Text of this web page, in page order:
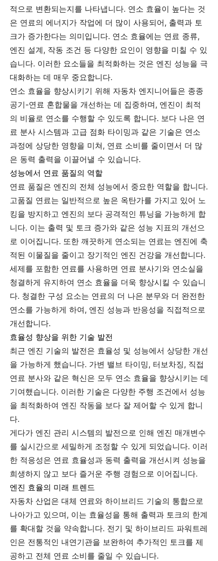
적으로 변환되는지를 나타냅니다. 연소 효율이 높다는 것
은 연료의 에너지가 작업에 더 많이 사용되어, 출력과 토
크가 증가한다는 의미입니다. 연소 효율에는 연료 종류,
엔진 설계, 작동 조건 등 다양한 요인이 영향을 미칠 수 있
습니다. 이러한 요소들을 최적화하는 것은 엔진 성능을 극
대화하는 데 매우 중요합니다.
연소 효율을 향상시키기 위해 자동차 엔지니어들은 종종
공기-연료 혼합물을 개선하는 데 집중하며, 엔진이 최적
의 비율로 연소를 수행할 수 있도록 합니다. 보다 나은 연
료 분사 시스템과 고급 점화 타이밍과 같은 기술은 연소
과정에 상당한 영향을 미쳐, 연료 소비를 줄이면서 더 많
은 동력 출력을 이끌어낼 수 있습니다.
성능에서 연료 품질의 역할
연료 품질은 엔진의 전체 성능에서 중요한 역할을 합니다.
고품질 연료는 일반적으로 높은 옥탄가를 가지고 있어 노
킹을 방지하고 엔진의 보다 공격적인 튜닝을 가능하게 합
니다. 이는 출력 및 토크 증가와 같은 성능 지표의 개선으
로 이어집니다. 또한 깨끗하게 연소되는 연료는 엔진에 축
적된 이물질을 줄이고 장기적인 엔진 건강을 개선합니다.
세제를 포함한 연료를 사용하면 연료 분사기와 연소실을
청결하게 유지하여 연소 효율을 더욱 향상시킬 수 있습니
다. 청결한 구성 요소는 연료의 더 나은 분무와 더 완전한
연소를 가능하게 하여, 엔진 성능과 반응성을 직접적으로
개선합니다.
효율성 향상을 위한 기술 발전
최근 엔진 기술의 발전은 효율성 및 성능에서 상당한 개선
을 가능하게 했습니다. 가변 밸브 타이밍, 터보차징, 직접
연료 분사와 같은 혁신은 모두 연소 효율을 향상시키는 데
기여했습니다. 이러한 기술은 다양한 주행 조건에서 성능
을 최적화하여 엔진 작동을 보다 잘 제어할 수 있게 합니
다.
게다가 엔진 관리 시스템의 발전으로 인해 엔진 매개변수
를 실시간으로 세밀하게 조정할 수 있게 되었습니다. 이러
한 적응성은 연료 효율성과 동력 출력을 개선시켜 성능을
희생하지 않고 보다 즐거운 주행 경험으로 이어집니다.
엔진 효율의 미래 트렌드
자동차 산업은 대체 연료와 하이브리드 기술의 통합으로
나아가고 있으며, 이는 효율성을 통해 출력과 토크의 한계
를 확대할 것을 약속합니다. 전기 및 하이브리드 파워트레
인은 전통적인 내연기관을 보완하여 추가적인 토크를 제
공하고 전체 연료 소비를 줄일 수 있습니다.